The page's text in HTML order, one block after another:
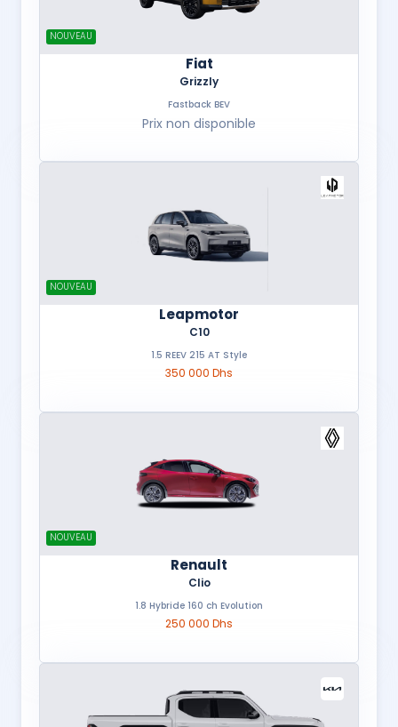
NOUVEAU
Fiat
Grizzly
Fastback BEV
Prix non disponible
NOUVEAU
Leapmotor
C10
1.5 REEV 215 AT Style
350 000 Dhs
NOUVEAU
Renault
Clio
1.8 Hybride 160 ch Evolution
250 000 Dhs